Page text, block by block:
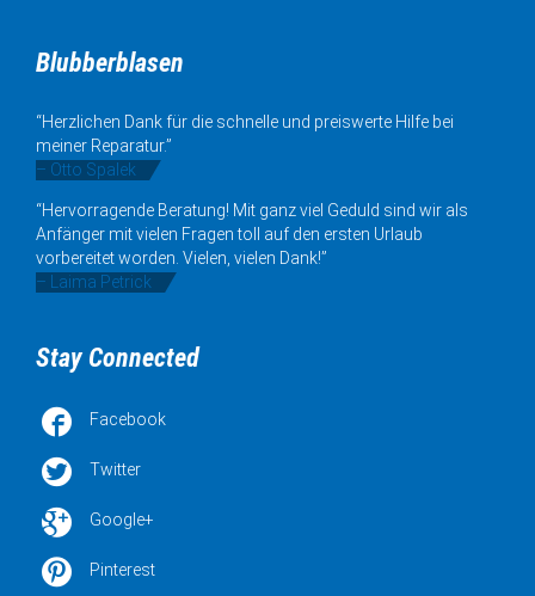
Blubberblasen
“Herzlichen Dank für die schnelle und preiswerte Hilfe bei
meiner Reparatur.”
– Otto Spalek
“Hervorragende Beratung! Mit ganz viel Geduld sind wir als
Anfänger mit vielen Fragen toll auf den ersten Urlaub
vorbereitet worden. Vielen, vielen Dank!”
– Laima Petrick
Stay Connected
 Facebook
 Twitter
 Google+
 Pinterest